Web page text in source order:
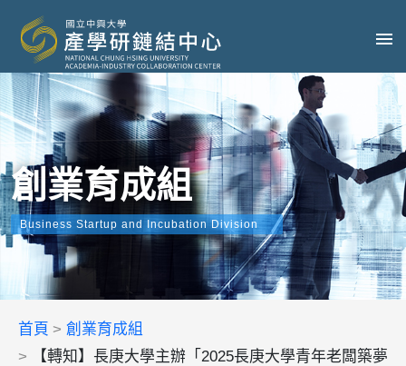
創業育成組
Business Startup and Incubation Division
首頁
創業育成組
【轉知】長庚大學主辦「2025長庚大學青年老闆築夢